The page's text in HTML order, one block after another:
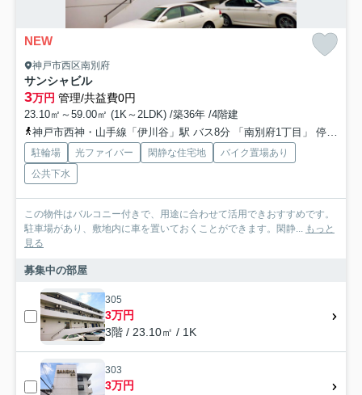
NEW
神戸市西区南別府
サンシャビル
3万円 管理/共益費0円
23.10㎡～59.00㎡ (1K～2LDK) /築36年 /4階建
神戸市西神・山手線「伊川谷」駅 バス8分 「南別府1丁目」 停歩3分
駐輪場 光ファイバー 閑静な住宅地
バイク置場あり
公共下水
この物件はバルコニー付きで、用途に合わせて活用できおすすめです。
駐車場があり、敷地内に車を置いておくことができます。閑静... もっと
見る
募集中の部屋
305
3万円
3階 / 23.10㎡ / 1K
303
3万円